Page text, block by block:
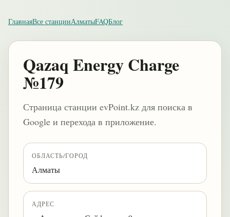
ГлавнаяВсе станцииАлматыFAQБлог
Qazaq Energy Charge
№179
Страница станции evPoint.kz для поиска в
Google и перехода в приложение.
ОБЛАСТЬ/ГОРОД
Алматы
АДРЕС